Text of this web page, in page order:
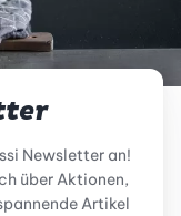
Newsletter an!
über Aktionen,
Artikel